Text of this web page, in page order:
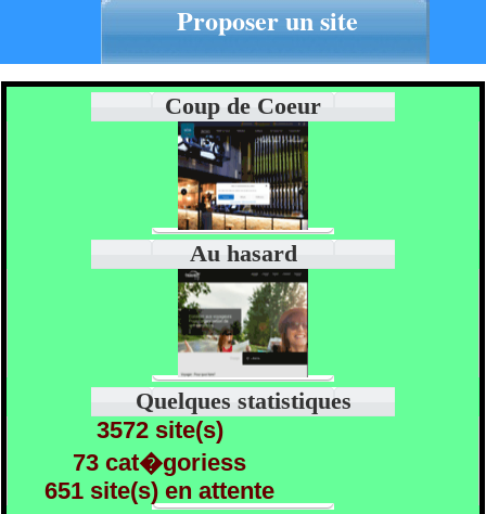
Proposer un site
Coup de Coeur
Au hasard
Quelques statistiques
3572 site(s)
73 cat�goriess
651 site(s) en attente